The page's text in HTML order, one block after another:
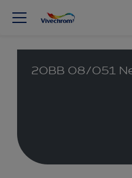
20BB 08/051